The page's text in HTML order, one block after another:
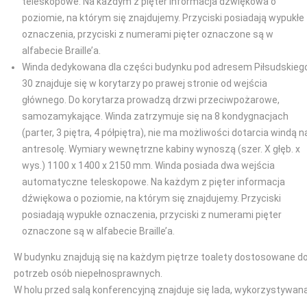
poziomie, na którym się znajdujemy. Przyciski posiadają wypukłe
oznaczenia, przyciski z numerami pięter oznaczone są w
alfabecie Braille’a.
Winda dedykowana dla części budynku pod adresem
30 znajduje się w korytarzy po prawej stronie od wejścia
głównego. Do korytarza prowadzą drzwi przeciwpożarowe,
samozamykające. Winda zatrzymuje się na 8 kondygnacjach
(parter, 3 piętra, 4 półpiętra), nie ma możliwości dotarcia windą
antresolę. Wymiary wewnętrzne kabiny wynoszą (szer. X głęb. x
wys.) 1100 x 1400 x 2150 mm. Winda posiada dwa wejścia
automatyczne teleskopowe. Na każdym z pięter informacja
dźwiękowa o poziomie, na którym się znajdujemy. Przyciski
posiadają wypukłe oznaczenia, przyciski z numerami pięter
oznaczone są w alfabecie Braille’a.
W budynku znajdują się na każdym piętrze toalety dostosowane
potrzeb osób niepełnosprawnych.
W holu przed salą konferencyjną znajduje się lada,